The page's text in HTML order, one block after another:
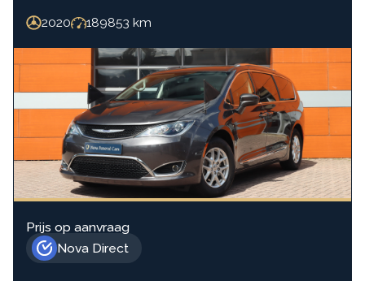
2020 189853 km
Nova Direct
Prijs op aanvraag